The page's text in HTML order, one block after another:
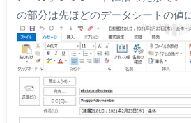
の部分は先ほどのデータシートの値